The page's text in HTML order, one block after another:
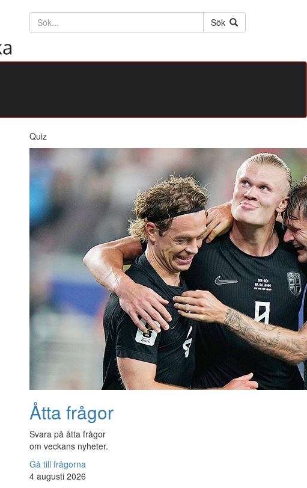
Söktext
Sök
Quiz
Åtta frågor
Svara på åtta frågor
om veckans nyheter.
Gå till frågorna
4 augusti 2026